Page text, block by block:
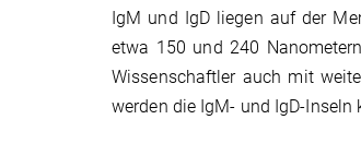
IgM und IgD liegen auf der
etwa 150 und 240
Wissenschaftler auch mit
werden die IgM- und IgD-